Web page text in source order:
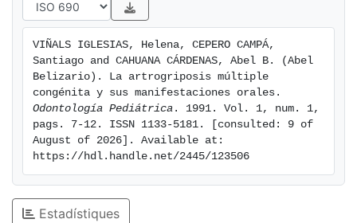
VIÑALS IGLESIAS, Helena, CEPERO CAMPÁ,
Santiago and CAHUANA CÁRDENAS, Abel B. (Abel
Belizario). La artrogriposis múltiple
Odontología Pediátrica . 1991. Vol. 1, num. 1,
pags. 7-12. ISSN 1133-5181. [consulted: 9 of
August of 2026]. Available at:
https://hdl.handle.net/2445/123506
Estadístiques